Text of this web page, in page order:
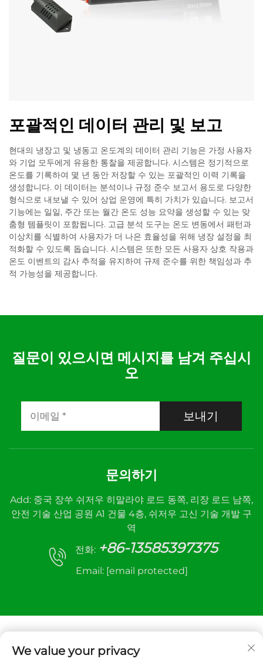
포괄적인 데이터 관리 및 보고
현대의 냉장고 및 냉동고 온도계의 데이터 관리 기능은 가정 사용자
와 기업 모두에게 유용한 통찰을 제공합니다. 시스템은 정기적으로
온도를 기록하여 몇 년 동안 저장할 수 있는 포괄적인 이력 기록을
생성합니다. 이 데이터는 분석이나 규정 준수 보고서 용도로 다양한
형식으로 내보낼 수 있어 상업 운영에 특히 가치가 있습니다. 보고서
기능에는 일일, 주간 또는 월간 온도 성능 요약을 생성할 수 있는 맞
춤형 템플릿이 포함됩니다. 고급 분석 도구는 온도 변동에서 패턴과
이상치를 식별하여 사용자가 더 나은 효율성을 위해 냉장 설정을 최
적화할 수 있도록 돕습니다. 시스템은 또한 모든 사용자 상호 작용과
온도 이벤트의 감사 추적을 유지하여 규제 준수를 위한 책임성과 추
적 가능성을 제공합니다.
질문이 있으시면 메시지를 남겨 주십시
오
보내기
문의하기
Add: 중국 장쑤 쉬저우 히말라야 로드 동쪽, 리장 로드 남쪽,
안전 기술 산업 공원 A1 건물 4층, 쉬저우 고신 기술 개발 구
역
전화: +86-13585397375
Email: [email protected]
We value your privacy